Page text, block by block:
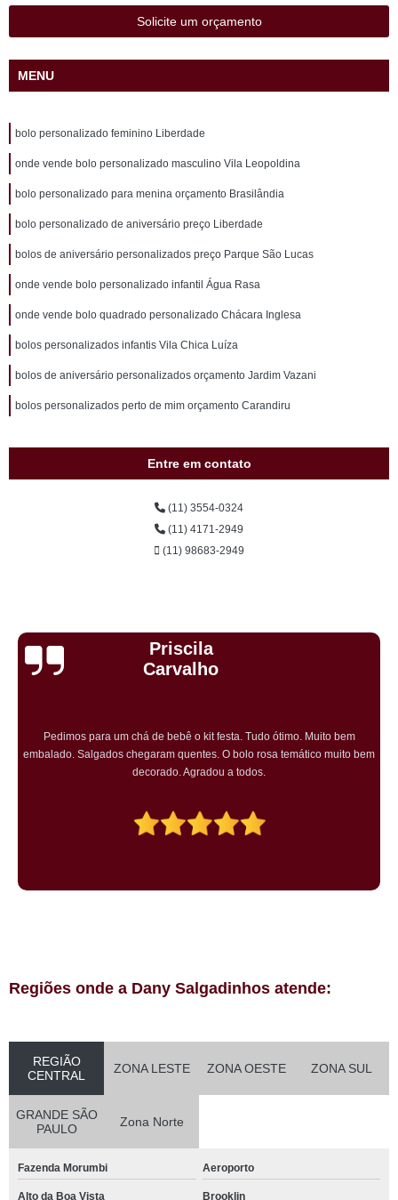
Solicite um orçamento
MENU
bolo personalizado feminino Liberdade
onde vende bolo personalizado masculino Vila Leopoldina
bolo personalizado para menina orçamento Brasilândia
bolo personalizado de aniversário preço Liberdade
bolos de aniversário personalizados preço Parque São Lucas
onde vende bolo personalizado infantil Água Rasa
onde vende bolo quadrado personalizado Chácara Inglesa
bolos personalizados infantis Vila Chica Luíza
bolos de aniversário personalizados orçamento Jardim Vazani
bolos personalizados perto de mim orçamento Carandiru
Entre em contato
(11) 3554-0324
(11) 4171-2949
(11) 98683-2949
Cristiane Dramali de
Oliveira
Adorei os salgadinhos tradicionais e os vegetarianos que encomendei
para o aniversário da minha mãe! Todos os convidados gostaram muito! O
preço também foi excelente e tornarei a encomendar!
Regiões onde a Dany Salgadinhos atende:
REGIÃO
CENTRAL
ZONA LESTE ZONA OESTE ZONA SUL
GRANDE SÃO
PAULO
Zona Norte
Fazenda Morumbi Aeroporto
Alto da Boa Vista Brooklin